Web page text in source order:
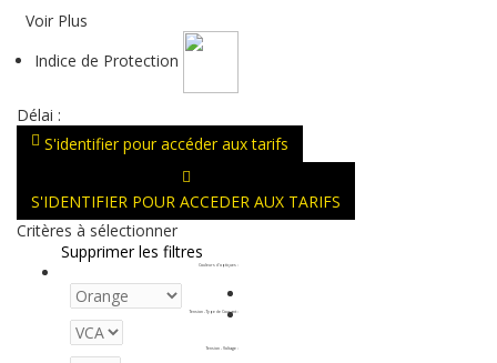
Voir Plus
Indice de Protection
Délai :
S'identifier pour accéder aux tarifs
S'IDENTIFIER POUR ACCEDER AUX TARIFS
Critères à sélectionner
Supprimer les filtres
Couleurs d'optiques :
Tension - Type de Courant :
Tension - Voltage :